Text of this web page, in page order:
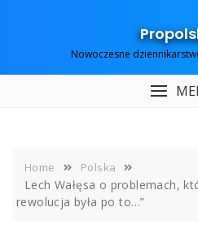
Nowoczesne
Home Polska
Lech Wałęsa o problemach,
rewolucja była po to…”